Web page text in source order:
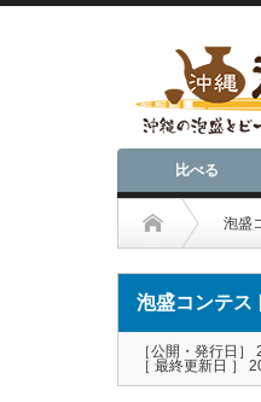
比べる
泡盛
泡盛コンテス
［公開・発行日］
［ 最終更新日 ］